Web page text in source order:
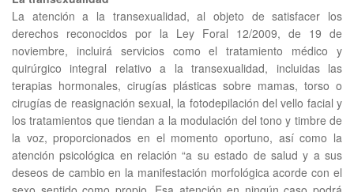
La atención a la transexualidad, al objeto de satisfacer los
derechos reconocidos por la Ley Foral 12/2009, de 19 de
noviembre, incluirá servicios como el tratamiento médico y
quirúrgico integral relativo a la transexualidad, incluidas las
terapias hormonales, cirugías plásticas sobre mamas, torso o
cirugías de reasignación sexual, la fotodepilación del vello facial y
los tratamientos que tiendan a la modulación del tono y timbre de
la voz, proporcionados en el momento oportuno, así como la
atención psicológica en relación “a su estado de salud y a sus
deseos de cambio en la manifestación morfológica acorde con el